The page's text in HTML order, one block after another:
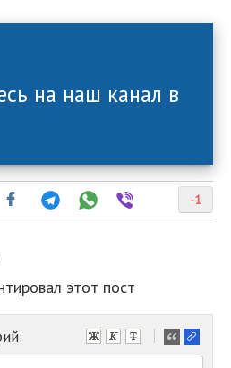
на наш канал в
-1
этот пост
-
-